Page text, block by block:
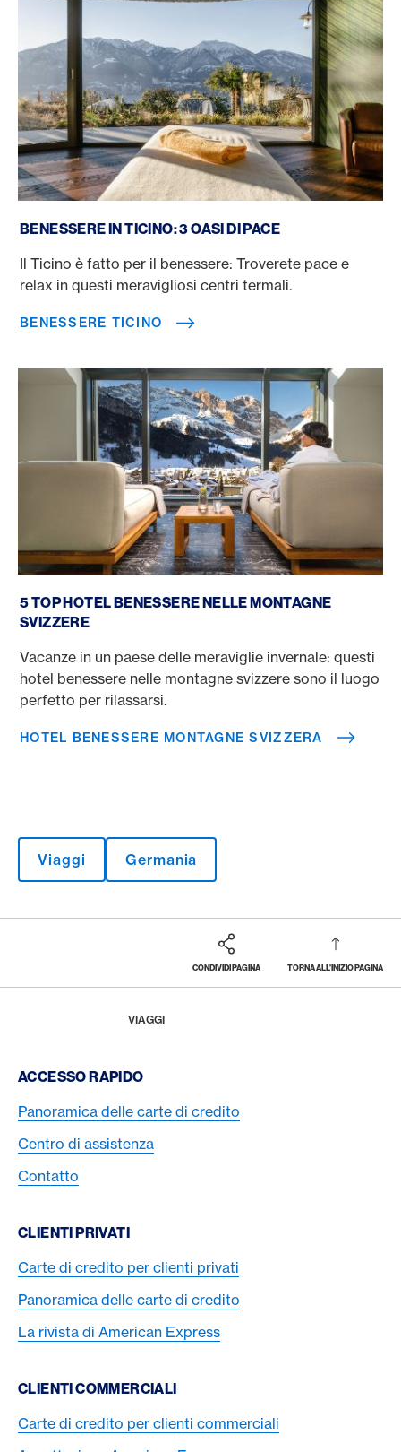
BENESSERE IN TICINO: 3 OASI DI PACE
Il Ticino è fatto per il benessere: Troverete pace e
relax in questi meravigliosi centri termali.
BENESSERE TICINO
5 TOP HOTEL BENESSERE NELLE MONTAGNE
SVIZZERE
Vacanze in un paese delle meraviglie invernale: questi
hotel benessere nelle montagne svizzere sono il luogo
perfetto per rilassarsi.
HOTEL BENESSERE MONTAGNE SVIZZERA
Viaggi Germania
CONDIVIDI PAGINA TORNA ALL'INIZIO PAGINA
Footer
VIAGGI
Footer Navigation
ACCESSO RAPIDO
Panoramica delle carte di credito
Centro di assistenza
Contatto
CLIENTI PRIVATI
Carte di credito per clienti privati
Panoramica delle carte di credito
La rivista di American Express
CLIENTI COMMERCIALI
Carte di credito per clienti commerciali